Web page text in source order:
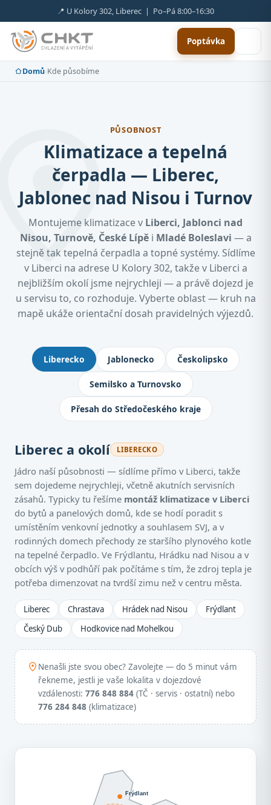
📍 U Kolory 302, Liberec | Po–Pá 8:00–16:30
Poptávka
Domů›Kde působíme
PŮSOBNOST
Klimatizace a tepelná
čerpadla — Liberec,
Jablonec nad Nisou i Turnov
Montujeme klimatizace v Liberci, Jablonci nad
Nisou, Turnově, České Lípěi Mladé Boleslavi — a
stejně tak tepelná čerpadla a topné systémy. Sídlíme
v Liberci na adrese U Kolory 302, takže v Liberci a
nejbližším okolí jsme nejrychleji — a právě dojezd je
u servisu to, co rozhoduje. Vyberte oblast — kruh na
mapě ukáže orientační dosah pravidelných výjezdů.
Kde montujeme klimatizace:
Liberecko Jablonecko Českolipsko
Semilsko a Turnovsko
Přesah do Středočeského kraje
Liberec a okolí LIBERECKO
Jádro naší působnosti — sídlíme přímo v Liberci, takže
sem dojedeme nejrychleji, včetně akutních servisních
zásahů. Typicky tu řešíme montáž klimatizace v Liberci
do bytů a panelových domů, kde se hodí poradit s
umístěním venkovní jednotky a souhlasem SVJ, a v
rodinných domech přechody ze staršího plynového kotle
na tepelné čerpadlo. Ve Frýdlantu, Hrádku nad Nisou a v
obcích výš v podhůří pak počítáme s tím, že zdroj tepla je
potřeba dimenzovat na tvrdší zimu než v centru města.
Liberec Chrastava Hrádek nad Nisou
Frýdlant
Český Dub
Hodkovice nad Mohelkou
Nenašli jste svou obec? Zavolejte — do 5 minut vám
řekneme, jestli je vaše lokalita v dojezdové
vzdálenosti: 776 848 884 (TČ · servis · ostatní) nebo
776 284 848 (klimatizace)
Frýdlant